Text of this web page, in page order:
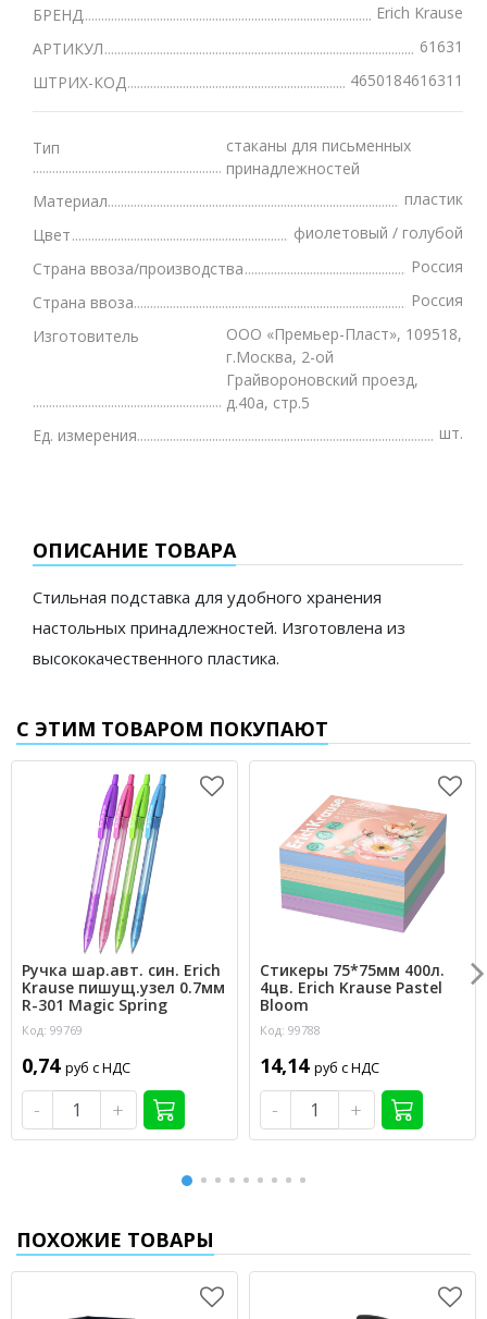
БРЕНД
Erich Krause
АРТИКУЛ
61631
ШТРИХ-КОД
4650184616311
Тип
стаканы для письменных
принадлежностей
Материал
пластик
Цвет
фиолетовый / голубой
Страна ввоза/производства
Россия
Страна ввоза
Россия
Изготовитель
ООО «Премьер-Пласт», 109518,
г.Москва, 2-ой
Грайвороновский проезд,
д.40а, стр.5
Ед. измерения
шт.
ОПИСАНИЕ ТОВАРА
Стильная подставка для удобного хранения
настольных принадлежностей. Изготовлена из
высококачественного пластика.
С ЭТИМ ТОВАРОМ ПОКУПАЮТ
Ручка шар.авт. син. Erich
Krause пишущ.узел 0.7мм
R-301 Magic Spring
Код: 99769
0,74 руб с НДС
- +
Стикеры 75*75мм 400л.
4цв. Erich Krause Pastel
Bloom
Код: 99788
14,14 руб с НДС
- +
ПОХОЖИЕ ТОВАРЫ